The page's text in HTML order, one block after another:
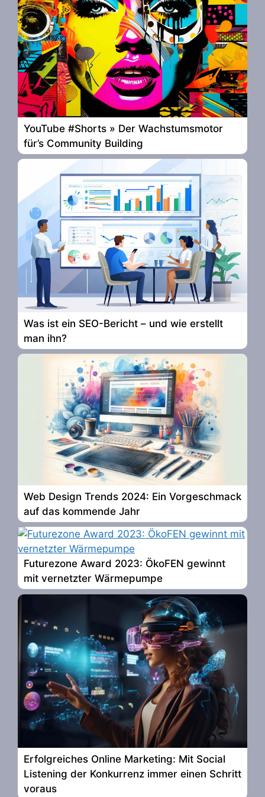
YouTube #Shorts » Der Wachstumsmotor
für’s Community Building
Was ist ein SEO-Bericht – und wie erstellt
man ihn?
Web Design Trends 2024: Ein Vorgeschmack
auf das kommende Jahr
Futurezone Award 2023: ÖkoFEN gewinnt
mit vernetzter Wärmepumpe
Erfolgreiches Online Marketing: Mit Social
Listening der Konkurrenz immer einen Schritt
voraus